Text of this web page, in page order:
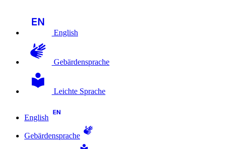
English
Gebärdensprache
Leichte Sprache
English
Gebärdensprache